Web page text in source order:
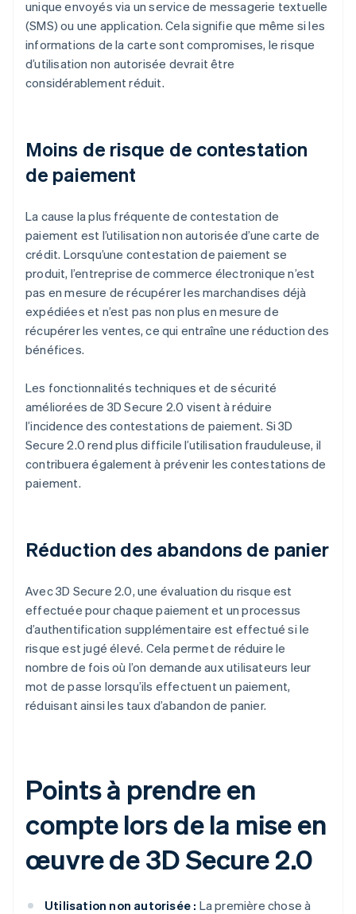
unique envoyés via un service de messagerie textuelle
(SMS) ou une application. Cela signifie que même si les
informations de la carte sont compromises, le risque
d’utilisation non autorisée devrait être
considérablement réduit.
Moins de risque de contestation
de paiement
La cause la plus fréquente de contestation de
paiement est l’utilisation non autorisée d’une carte de
crédit. Lorsqu’une contestation de paiement se
produit, l’entreprise de commerce électronique n’est
pas en mesure de récupérer les marchandises déjà
expédiées et n’est pas non plus en mesure de
récupérer les ventes, ce qui entraîne une réduction des
bénéfices.
Les fonctionnalités techniques et de sécurité
améliorées de 3D Secure 2.0 visent à réduire
l’incidence des contestations de paiement. Si 3D
Secure 2.0 rend plus difficile l’utilisation frauduleuse, il
contribuera également à prévenir les contestations de
paiement.
Réduction des abandons de panier
Avec 3D Secure 2.0, une évaluation du risque est
effectuée pour chaque paiement et un processus
d’authentification supplémentaire est effectué si le
risque est jugé élevé. Cela permet de réduire le
nombre de fois où l’on demande aux utilisateurs leur
mot de passe lorsqu’ils effectuent un paiement,
réduisant ainsi les taux d’abandon de panier.
Points à prendre en
compte lors de la mise en
œuvre de 3D Secure 2.0
Utilisation non autorisée : La première chose à